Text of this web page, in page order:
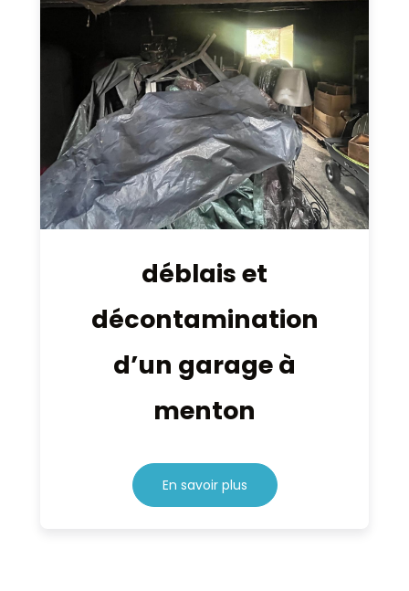
déblais et
décontamination
d’un garage à
menton
En savoir plus